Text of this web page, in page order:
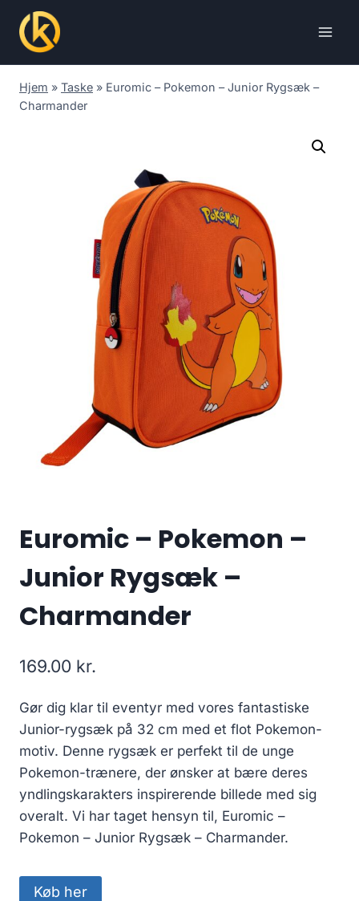
content
Hjem » Taske » Euromic – Pokemon – Junior Rygsæk –
Charmander
Euromic – Pokemon –
Junior Rygsæk –
Charmander
169.00 kr.
Gør dig klar til eventyr med vores fantastiske
Junior-rygsæk på 32 cm med et flot Pokemon-
motiv. Denne rygsæk er perfekt til de unge
Pokemon-trænere, der ønsker at bære deres
yndlingskarakters inspirerende billede med sig
overalt. Vi har taget hensyn til, Euromic –
Pokemon – Junior Rygsæk – Charmander.
Køb her